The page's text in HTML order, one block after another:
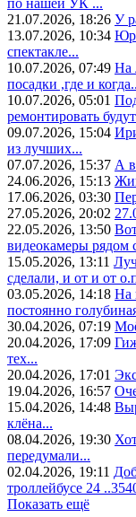
21.07.2026, 18:26 У
13.07.2026, 10:34
спектакле...
10.07.2026, 07:49 На
посадки ,где и
10.07.2026, 05:01
ремонтировать
09.07.2026, 15:04
из лучших...
07.07.2026, 15:37 А
24.06.2026, 15:13
17.06.2026, 03:30
27.05.2026, 20:02
22.05.2026, 13:50
видеокамеры рядом
15.05.2026, 13:11
сделали, и от и от
03.05.2026, 14:18 На
постоянно
30.04.2026, 07:19
20.04.2026, 17:09
тех...
20.04.2026, 17:01
19.04.2026, 16:57
15.04.2026, 14:48
клёна...
08.04.2026, 19:30
передумали...
02.04.2026, 19:11
троллейбусе 24
Показать ещё